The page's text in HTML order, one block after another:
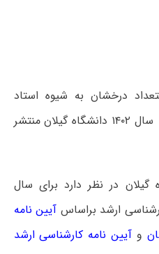
درخشان به شیوه استاد
محور در مقطع کارشناسی ارشد سال ۱۴۰۲ دانشگاه گیلان منتشر
گیلان در نظر دارد برای سال
آیین نامه
و آیین نامه کارشناسی ارشد